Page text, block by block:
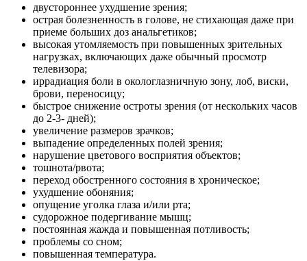
двустороннее ухудшение зрения;
острая болезненность в голове, не стихающая даже при
приеме больших доз анальгетиков;
высокая утомляемость при повышенных зрительных
нагрузках, включающих даже обычный просмотр
телевизора;
иррадиация боли в окологлазничную зону, лоб, виски,
брови, переносицу;
быстрое снижение остроты зрения (от нескольких часов
до 2-3- дней);
увеличение размеров зрачков;
выпадение определенных полей зрения;
нарушение цветового восприятия объектов;
тошнота/рвота;
переход обостренного состояния в хроническое;
ухудшение обоняния;
опущение уголка глаза и/или рта;
судорожное подергивание мышц;
постоянная жажда и повышенная потливость;
проблемы со сном;
повышенная температура.